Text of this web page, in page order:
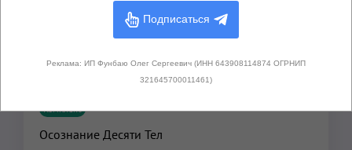
Комплекс
Осознание Десяти Тел
Подписаться
Реклама: ИП Фунбаю Олег Сергеевич (ИНН 643908114874 ОГРНИП
321645700011461)